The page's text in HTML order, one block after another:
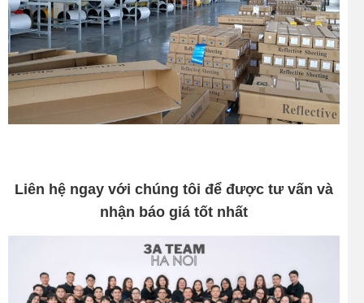
Liên hệ ngay với chúng tôi để được tư vấn và
nhận báo giá tốt nhất